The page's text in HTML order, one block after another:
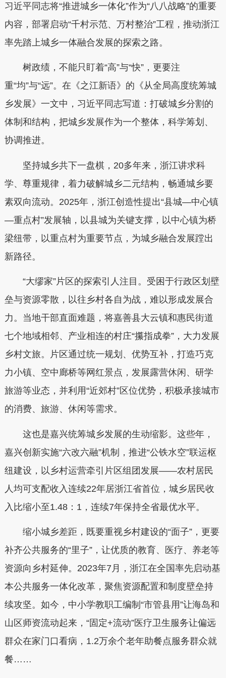
习近平同志将“推进城乡一体化”作为“八八战略”的重要
内容，部署启动“千村示范、万村整治”工程，推动浙江
率先踏上城乡一体融合发展的探索之路。
树政绩，不能只盯着“高”与“快”，更要注
重“均”与“远”。在《之江新语》的《从全局高度统筹城
乡发展》一文中，习近平同志写道：打破城乡分割的
体制和结构，把城乡发展作为一个整体，科学筹划、
协调推进。
坚持城乡共下一盘棋，20多年来，浙江讲求科
学、尊重规律，着力破解城乡二元结构，畅通城乡要
素双向流动。2025年，浙江创造性提出“县城—中心镇
—重点村”发展轴，以县城为关键支撑，以中心镇为桥
梁纽带，以重点村为重要节点，为城乡融合发展蹚出
新路径。
“大缪家”片区的探索引人注目。受困于行政区划壁
垒与资源零散，以往乡村各自为战，难以形成发展合
力。当地干部直面难题，将嘉善县大云镇和惠民街道
七个地域相邻、产业相连的村庄“攥指成拳”，大力发展
乡村文旅。片区通过统一规划、优势互补，打造巧克
力小镇、空中廊桥等网红景点，发展露营休闲、研学
旅游等业态，并利用“近郊村”区位优势，积极承接城市
的消费、旅游、休闲等需求。
这也是嘉兴统筹城乡发展的生动缩影。这些年，
嘉兴创新实施“六改六融”机制，推进“公铁水空”联运枢
纽建设，以乡村运营牵引片区组团发展——农村居民
人均可支配收入连续22年居浙江省首位，城乡居民收
入比缩小至1.48：1，连续7年保持全省最优水平。
缩小城乡差距，既要重视乡村建设的“面子”，更要
补齐公共服务的“里子”，让优质的教育、医疗、养老等
资源向乡村延伸。2023年7月，浙江在全国率先启动基
本公共服务一体化改革，聚焦资源配置和制度壁垒持
续攻坚。如今，中小学教职工编制“市管县用”让海岛和
山区师资流动起来，“固定+流动”医疗卫生服务让偏远
群众在家门口看病，1.2万余个老年助餐点服务群众就
餐……